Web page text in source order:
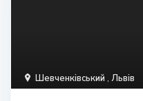
Шевченківський , Львів